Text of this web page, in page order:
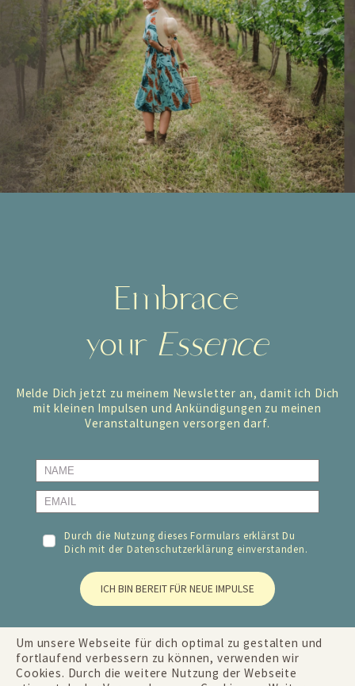
Embrace
your Essence
Melde Dich jetzt zu meinem Newsletter an, damit ich Dich
mit kleinen Impulsen und Ankündigungen zu meinen
Veranstaltungen versorgen darf.
Durch die Nutzung dieses Formulars erklärst Du
Dich mit der Datenschutzerklärung einverstanden.
ICH BIN BEREIT FÜR NEUE IMPULSE
Um unsere Webseite für dich optimal zu gestalten und
fortlaufend verbessern zu können, verwenden wir
Cookies. Durch die weitere Nutzung der Webseite